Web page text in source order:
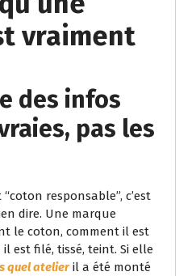
vraiment
des infos
pas les
responsable”, c’est
dire. Une marque
le coton, comment il est
est filé, tissé, teint. Si elle
quel atelieril a été monté